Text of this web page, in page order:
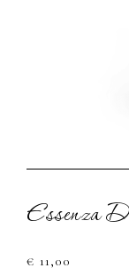
Essenza
€ 11,00